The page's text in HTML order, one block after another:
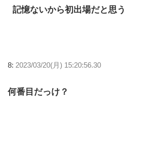
記憶ないから初出場だと思う
8: 2023/03/20(月) 15:20:56.30
何番目だっけ？